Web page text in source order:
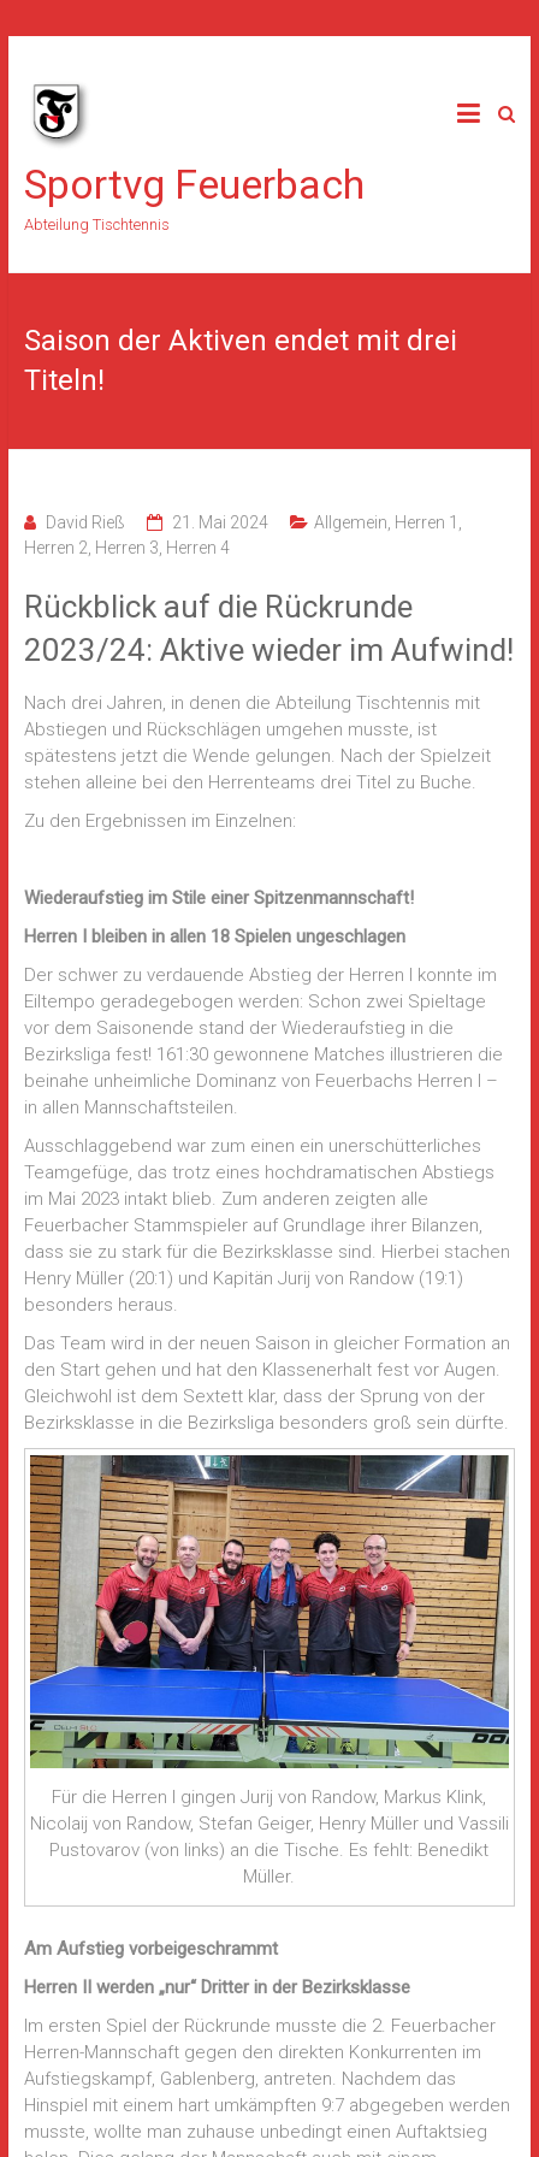
content
Sportvg Feuerbach
Abteilung Tischtennis
Saison der Aktiven endet mit drei
Titeln!
David Rieß 21. Mai 2024 Allgemein Herren 1
Herren 2 Herren 3 Herren 4
Rückblick auf die Rückrunde
2023/24: Aktive wieder im Aufwind!
Nach drei Jahren, in denen die Abteilung Tischtennis mit
Abstiegen und Rückschlägen umgehen musste, ist
spätestens jetzt die Wende gelungen. Nach der Spielzeit
stehen alleine bei den Herrenteams drei Titel zu Buche.
Zu den Ergebnissen im Einzelnen:
Wiederaufstieg im Stile einer Spitzenmannschaft!
Herren I bleiben in allen 18 Spielen ungeschlagen
Der schwer zu verdauende Abstieg der Herren I konnte im
Eiltempo geradegebogen werden: Schon zwei Spieltage
vor dem Saisonende stand der Wiederaufstieg in die
Bezirksliga fest! 161:30 gewonnene Matches illustrieren die
beinahe unheimliche Dominanz von Feuerbachs Herren I –
in allen Mannschaftsteilen.
Ausschlaggebend war zum einen ein unerschütterliches
Teamgefüge, das trotz eines hochdramatischen Abstiegs
im Mai 2023 intakt blieb. Zum anderen zeigten alle
Feuerbacher Stammspieler auf Grundlage ihrer Bilanzen,
dass sie zu stark für die Bezirksklasse sind. Hierbei stachen
Henry Müller (20:1) und Kapitän Jurij von Randow (19:1)
besonders heraus.
Das Team wird in der neuen Saison in gleicher Formation an
den Start gehen und hat den Klassenerhalt fest vor Augen.
Gleichwohl ist dem Sextett klar, dass der Sprung von der
Bezirksklasse in die Bezirksliga besonders groß sein dürfte.
Für die Herren I gingen Jurij von Randow, Markus Klink,
Nicolaij von Randow, Stefan Geiger, Henry Müller und Vassili
Pustovarov (von links) an die Tische. Es fehlt: Benedikt
Müller.
Am Aufstieg vorbeigeschrammt
Herren II werden „nur“ Dritter in der Bezirksklasse
Im ersten Spiel der Rückrunde musste die 2. Feuerbacher
Herren-Mannschaft gegen den direkten Konkurrenten im
Aufstiegskampf, Gablenberg, antreten. Nachdem das
Hinspiel mit einem hart umkämpften 9:7 abgegeben werden
musste, wollte man zuhause unbedingt einen Auftaktsieg